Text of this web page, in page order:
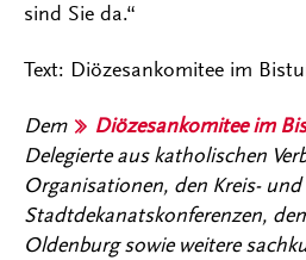
sind Sie da.“
Text: Diözesankomitee im
Dem Diözesankomitee im
Delegierte aus katholischen
Organisationen, den Kreis- und
Stadtdekanatskonferenzen,
Oldenburg sowie weitere